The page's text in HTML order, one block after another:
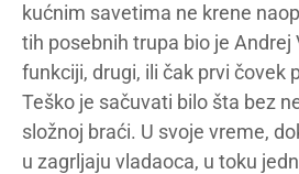
kućnim savetima ne krene
tih posebnih trupa bio je Andrej
funkciji, drugi, ili čak prvi čovek
Teško je sačuvati bilo šta bez
složnoj braći. U svoje vreme,
u zagrljaju vladaoca, u toku